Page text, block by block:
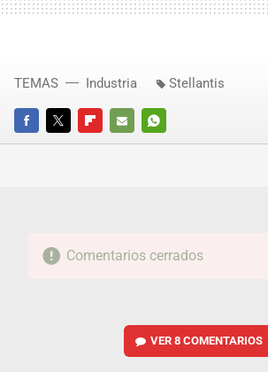
FACEBOOKTWITTERFLIPBOARD
E-
WHATSAPP
TEMAS Industria Stellantis
Comentarios cerrados
VER8 COMENTARIOS